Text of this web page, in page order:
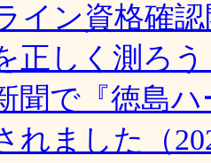
イン資格確
正しく測ろ
聞で『徳島
れました（